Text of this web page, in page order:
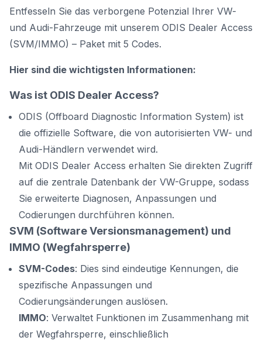
Entfesseln Sie das verborgene Potenzial Ihrer VW-
und Audi-Fahrzeuge mit unserem ODIS Dealer Access
(SVM/IMMO) – Paket mit 5 Codes.
Hier sind die wichtigsten Informationen:
Was ist ODIS Dealer Access?
ODIS (Offboard Diagnostic Information System) ist
die offizielle Software, die von autorisierten VW- und
Audi-Händlern verwendet wird.
Mit ODIS Dealer Access erhalten Sie direkten Zugriff
auf die zentrale Datenbank der VW-Gruppe, sodass
Sie erweiterte Diagnosen, Anpassungen und
Codierungen durchführen können.
SVM (Software Versionsmanagement) und
IMMO (Wegfahrsperre)
SVM-Codes: Dies sind eindeutige Kennungen, die
spezifische Anpassungen und
Codierungsänderungen auslösen.
IMMO: Verwaltet Funktionen im Zusammenhang mit
der Wegfahrsperre, einschließlich